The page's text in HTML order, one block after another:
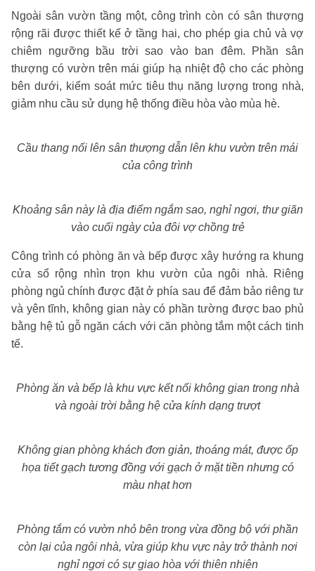
Ngoài sân vườn tầng một, công trình còn có sân thượng
rộng rãi được thiết kế ở tầng hai, cho phép gia chủ và vợ
chiêm ngưỡng bầu trời sao vào ban đêm. Phần sân
thượng có vườn trên mái giúp hạ nhiệt độ cho các phòng
bên dưới, kiểm soát mức tiêu thụ năng lượng trong nhà,
giảm nhu cầu sử dụng hệ thống điều hòa vào mùa hè.
Cầu thang nối lên sân thượng dẫn lên khu vườn trên mái
của công trình
Khoảng sân này là địa điểm ngắm sao, nghỉ ngơi, thư giãn
vào cuối ngày của đôi vợ chồng trẻ
Công trình có phòng ăn và bếp được xây hướng ra khung
cửa sổ rộng nhìn trọn khu vườn của ngôi nhà. Riêng
phòng ngủ chính được đặt ở phía sau để đảm bảo riêng tư
và yên tĩnh, không gian này có phần tường được bao phủ
bằng hệ tủ gỗ ngăn cách với căn phòng tắm một cách tinh
tế.
Phòng ăn và bếp là khu vực kết nối không gian trong nhà
và ngoài trời bằng hệ cửa kính dạng trượt
Không gian phòng khách đơn giản, thoáng mát, được ốp
họa tiết gạch tương đồng với gạch ở mặt tiền nhưng có
màu nhạt hơn
Phòng tắm có vườn nhỏ bên trong vừa đồng bộ với phần
còn lại của ngôi nhà, vừa giúp khu vực này trở thành nơi
nghỉ ngơi có sự giao hòa với thiên nhiên